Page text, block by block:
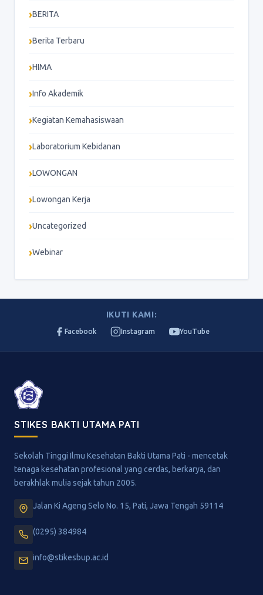
BERITA
Berita Terbaru
HIMA
Info Akademik
Kegiatan Kemahasiswaan
Laboratorium Kebidanan
LOWONGAN
Lowongan Kerja
Uncategorized
Webinar
IKUTI KAMI:
Facebook Instagram YouTube
STIKES BAKTI UTAMA PATI
Sekolah Tinggi Ilmu Kesehatan Bakti Utama Pati - mencetak
tenaga kesehatan profesional yang cerdas, berkarya, dan
berakhlak mulia sejak tahun 2005.
Jalan Ki Ageng Selo No. 15, Pati, Jawa Tengah 59114
(0295) 384984
info@stikesbup.ac.id